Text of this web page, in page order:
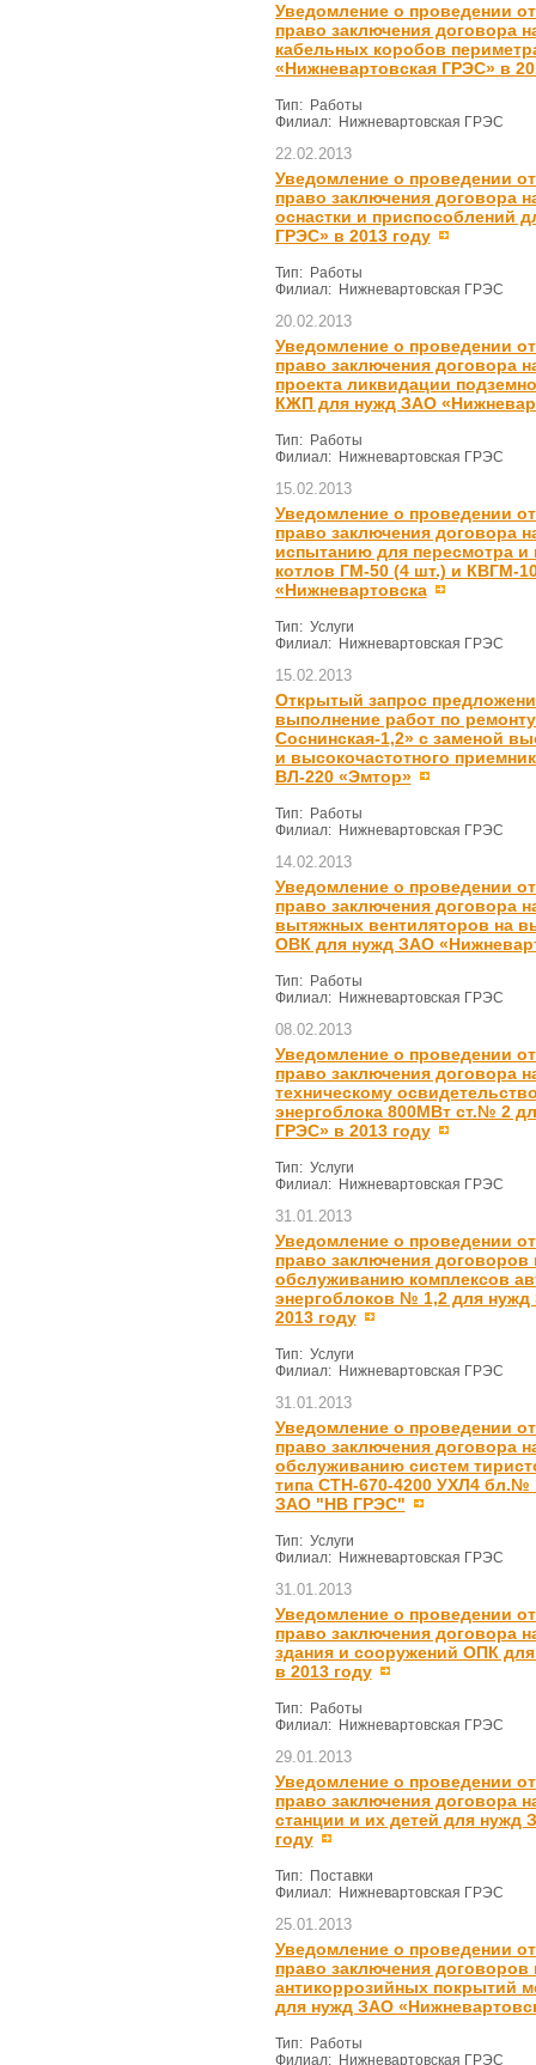
Уведомление о проведении
право заключения договора
кабельных коробов
«Нижневартовская ГРЭС» в
Тип: Работы
Филиал: Нижневартовская ГРЭС
22.02.2013
Уведомление о проведении
право заключения договора
оснастки и приспособлений
ГРЭС» в 2013 году
Тип: Работы
Филиал: Нижневартовская ГРЭС
20.02.2013
Уведомление о проведении
право заключения договора
проекта ликвидации
КЖП для нужд ЗАО
Тип: Работы
Филиал: Нижневартовская ГРЭС
15.02.2013
Уведомление о проведении
право заключения договора
испытанию для пересмотра и
котлов ГМ-50 (4 шт.) и КВГМ-
«Нижневартовска
Тип: Услуги
Филиал: Нижневартовская ГРЭС
15.02.2013
Открытый запрос
выполнение работ по
Соснинская-1,2» с заменой
и высокочастотного
ВЛ-220 «Эмтор»
Тип: Работы
Филиал: Нижневартовская ГРЭС
14.02.2013
Уведомление о проведении
право заключения договора
вытяжных вентиляторов на
ОВК для нужд ЗАО
Тип: Работы
Филиал: Нижневартовская ГРЭС
08.02.2013
Уведомление о проведении
право заключения договора
техническому
энергоблока 800МВт ст.№ 2
ГРЭС» в 2013 году
Тип: Услуги
Филиал: Нижневартовская ГРЭС
31.01.2013
Уведомление о проведении
право заключения договоров
обслуживанию комплексов
энергоблоков № 1,2 для
2013 году
Тип: Услуги
Филиал: Нижневартовская ГРЭС
31.01.2013
Уведомление о проведении
право заключения договора
обслуживанию систем
типа СТН-670-4200 УХЛ4
ЗАО "НВ ГРЭС"
Тип: Услуги
Филиал: Нижневартовская ГРЭС
31.01.2013
Уведомление о проведении
право заключения договора
здания и сооружений ОПК
в 2013 году
Тип: Работы
Филиал: Нижневартовская ГРЭС
29.01.2013
Уведомление о проведении
право заключения договора
станции и их детей для нужд
году
Тип: Поставки
Филиал: Нижневартовская ГРЭС
25.01.2013
Уведомление о проведении
право заключения
антикоррозийных покрытий
для нужд ЗАО
Тип: Работы
Филиал: Нижневартовская ГРЭС